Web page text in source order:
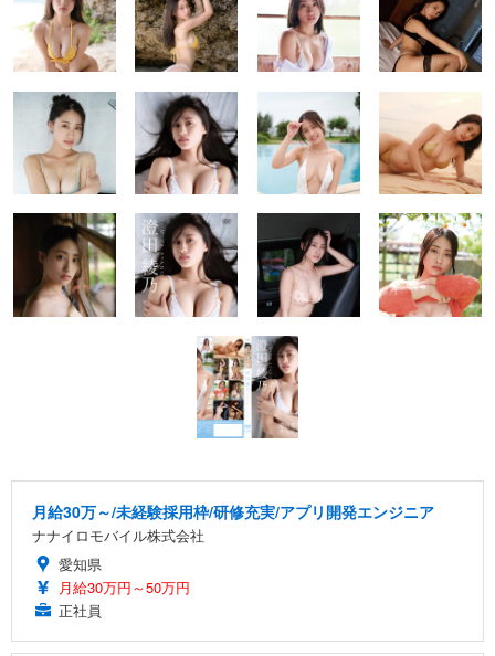
月給30万～/未経験採用枠/研修充実/アプリ開発エンジニア
ナナイロモバイル株式会社
愛知県
月給30万円～50万円
正社員